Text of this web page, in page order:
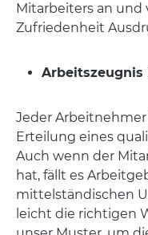
Mitarbeiters an und
Zufriedenheit
Arbeitszeugnis
Jeder
Erteilung eines
Auch wenn der
hat, fällt es
mittelständischen
leicht die richtigen